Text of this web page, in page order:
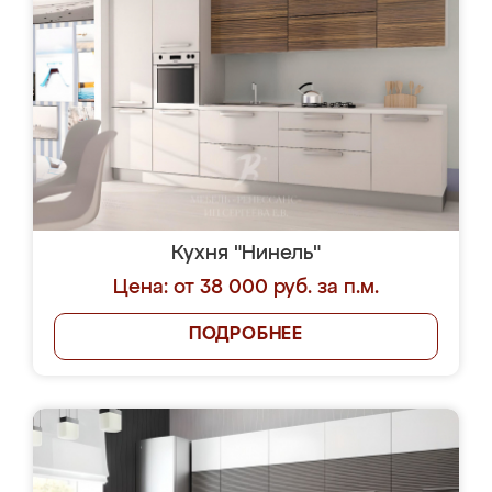
Кухня "Нинель"
Цена: от 38 000 руб. за п.м.
ПОДРОБНЕЕ